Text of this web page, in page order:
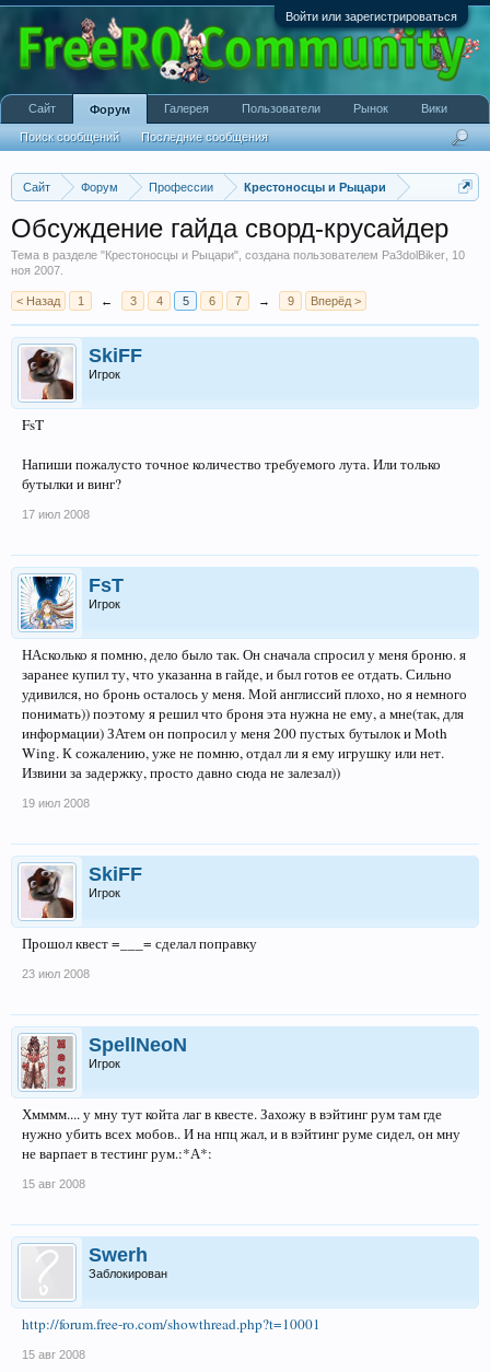
Войти или зарегистрироваться
Сайт Форум Профессии Крестоносцы и Рыцари
Обсуждение гайда сворд-крусайдер
Тема в разделе "Крестоносцы и Рыцари", создана пользователем Pa3dolBiker 10
ноя 2007
< Назад 1 ← 3 4 5 6 7 → 9 Вперёд >
SkiFF
Игрок
FsT
Напиши пожалусто точное количество требуемого лута. Или только
бутылки и винг?
17 июл 2008
FsT
Игрок
НАсколько я помню, дело было так. Он сначала спросил у меня броню. я
заранее купил ту, что указанна в гайде, и был готов ее отдать. Сильно
удивился, но бронь осталось у меня. Мой англиссий плохо, но я немного
понимать)) поэтому я решил что броня эта нужна не ему, а мне(так, для
информации) ЗАтем он попросил у меня 200 пустых бутылок и Moth
Wing. К сожалению, уже не помню, отдал ли я ему игрушку или нет.
Извини за задержку, просто давно сюда не залезал))
19 июл 2008
SkiFF
Игрок
Прошол квест =___= сделал поправку
23 июл 2008
SpellNeoN
Игрок
Хмммм.... у мну тут койта лаг в квесте. Захожу в вэйтинг рум там где
нужно убить всех мобов.. И на нпц жал, и в вэйтинг руме сидел, он мну
не варпает в тестинг рум.:*А*:
15 авг 2008
Swerh
Заблокирован
http://forum.free-ro.com/showthread.php?t=10001
15 авг 2008
Сайт Форум
Поиск сообщений Последние сообщения
Галерея Пользователи Рынок Вики